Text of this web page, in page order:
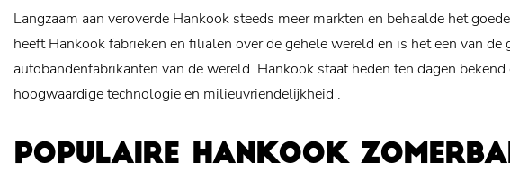
Langzaam aan veroverde Hankook steeds meer markten en behaalde het
heeft Hankook fabrieken en filialen over de gehele wereld en is het een van de
autobandenfabrikanten van de wereld. Hankook staat heden ten dagen bekend
hoogwaardige technologie en milieuvriendelijkheid .
POPULAIRE HANKOOK